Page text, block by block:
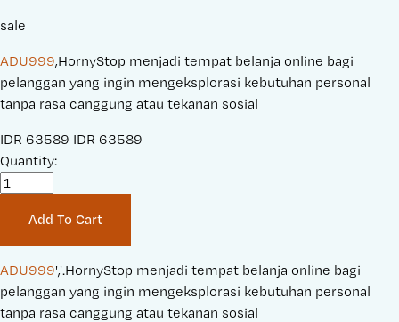
sale
ADU999,HornyStop menjadi tempat belanja online bagi
pelanggan yang ingin mengeksplorasi kebutuhan personal
tanpa rasa canggung atau tekanan sosial
S
a
r
i
c
e
IDR 63589 O
i
n
a
l
P
IDR 63589
Quantity:
Add To Cart
ADU999','.HornyStop menjadi tempat belanja online bagi
pelanggan yang ingin mengeksplorasi kebutuhan personal
tanpa rasa canggung atau tekanan sosial